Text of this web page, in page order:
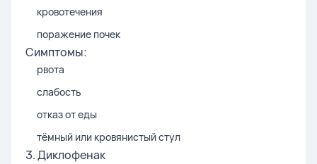
кровотечения
поражение почек
Симптомы:
рвота
слабость
отказ от еды
тёмный или кровянистый стул
3. Диклофенак